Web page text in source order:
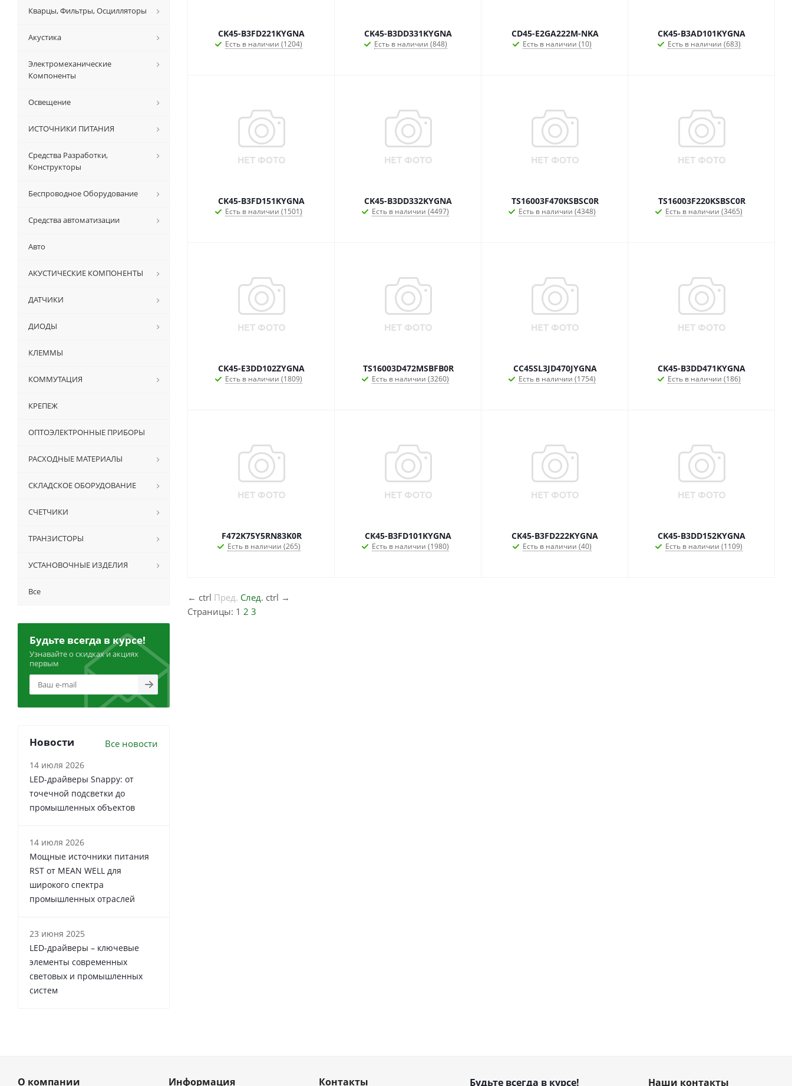
CK45-B3FD221KYGNA
Есть в наличии (1204)
CK45-B3DD331KYGNA
Есть в наличии (848)
CD45-E2GA222M-NKA
Есть в наличии (10)
CK45-B3AD101KYGNA
Есть в наличии (683)
CK45-B3FD151KYGNA
Есть в наличии (1501)
CK45-B3DD332KYGNA
Есть в наличии (4497)
TS16003F470KSBSC0R
Есть в наличии (4348)
TS16003F220KSBSC0R
Есть в наличии (3465)
CK45-E3DD102ZYGNA
Есть в наличии (1809)
TS16003D472MSBFB0R
Есть в наличии (3260)
CC45SL3JD470JYGNA
Есть в наличии (1754)
CK45-B3DD471KYGNA
Есть в наличии (186)
F472K75Y5RN83K0R
Есть в наличии (265)
CK45-B3FD101KYGNA
Есть в наличии (1980)
CK45-B3FD222KYGNA
Есть в наличии (40)
CK45-B3DD152KYGNA
Есть в наличии (1109)
← ctrl Пред. След. ctrl →
Страницы: 1 2 3
Кварцы, Фильтры, Осцилляторы
Акустика
Электромеханические
Компоненты
Освещение
ИСТОЧНИКИ ПИТАНИЯ
Средства Разработки,
Конструкторы
Беспроводное Оборудование
Средства автоматизации
Авто
АКУСТИЧЕСКИЕ КОМПОНЕНТЫ
ДАТЧИКИ
ДИОДЫ
КЛЕММЫ
КОММУТАЦИЯ
КРЕПЕЖ
ОПТОЭЛЕКТРОННЫЕ ПРИБОРЫ
РАСХОДНЫЕ МАТЕРИАЛЫ
СКЛАДСКОЕ ОБОРУДОВАНИЕ
СЧЕТЧИКИ
ТРАНЗИСТОРЫ
УСТАНОВОЧНЫЕ ИЗДЕЛИЯ
Все
Будьте всегда в курсе!
Узнавайте о скидках и акциях
первым
Новости Все новости
14 июля 2026
LED-драйверы Snappy: от
точечной подсветки до
промышленных объектов
14 июля 2026
Мощные источники питания
RST от MEAN WELL для
широкого спектра
промышленных отраслей
23 июня 2025
LED-драйверы – ключевые
элементы современных
световых и промышленных
систем
О компании Информация Контакты Будьте всегда в курсе! Наши контакты